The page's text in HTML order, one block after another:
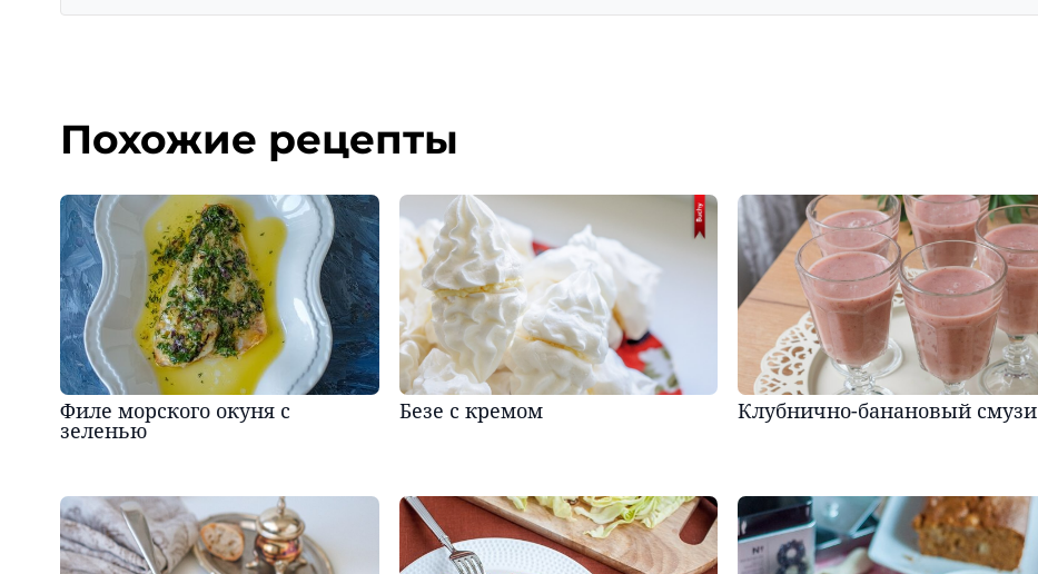
Похожие рецепты
Филе морского окуня с
зеленью
Безе с кремом Клубнично-банановый смузи